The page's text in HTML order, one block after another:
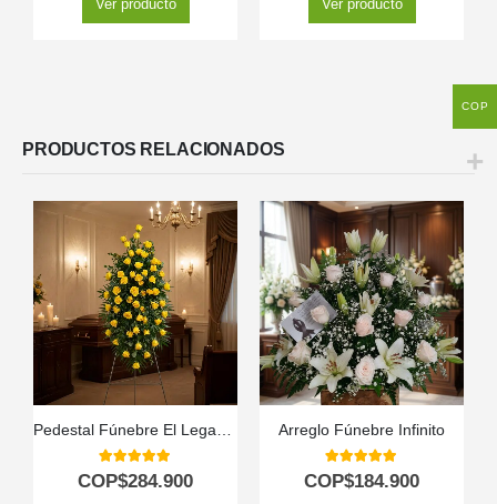
Ver producto Ver producto
PRODUCTOS RELACIONADOS
Pedestal Fúnebre El Legado de Domingo: Homenaje Solemne 🕊️
5.00out of 5
COP$284.900
Arreglo Fúnebre Infinito
5.00out of 5
COP$184.900
COP